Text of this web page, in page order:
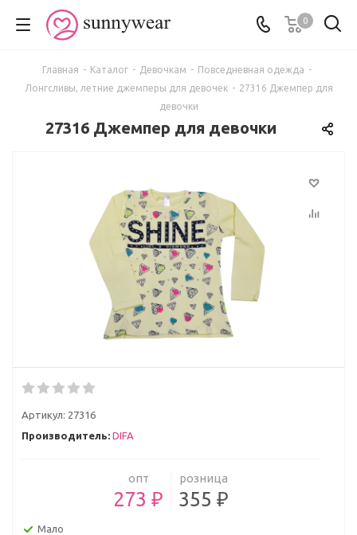
0
Главная - Каталог - Девочкам - Повседневная одежда -
Лонгсливы, летние джемперы для девочек - 27316 Джемпер для
девочки
27316 Джемпер для девочки
Артикул: 27316
Производитель: DIFA
опт
273 ₽
розница
355 ₽
Мало